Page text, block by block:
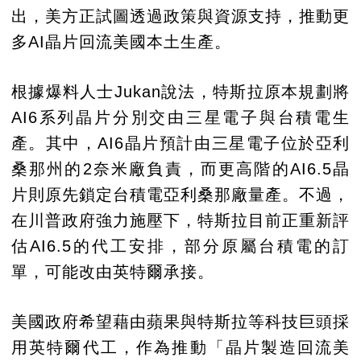
出，美方正試圖透過政策與資源支持，推動更
多AI晶片回流美國本土生產。
根據爆料人士Jukan說法，特斯拉原本規劃將
AI6系列晶片分別交由三星電子與台積電生
產。其中，AI6晶片預計由三星電子位於亞利
桑那州的2奈米廠負責，而更高階的AI6.5晶
片則原先鎖定台積電亞利桑那廠量產。不過，
在川普政府強力施壓下，特斯拉目前正重新評
估AI6.5的代工安排，部分原屬台積電的訂
單，可能改由英特爾承接。
美國政府希望藉由蘋果與特斯拉等科技巨頭採
用英特爾代工，作為推動「晶片製造回流美